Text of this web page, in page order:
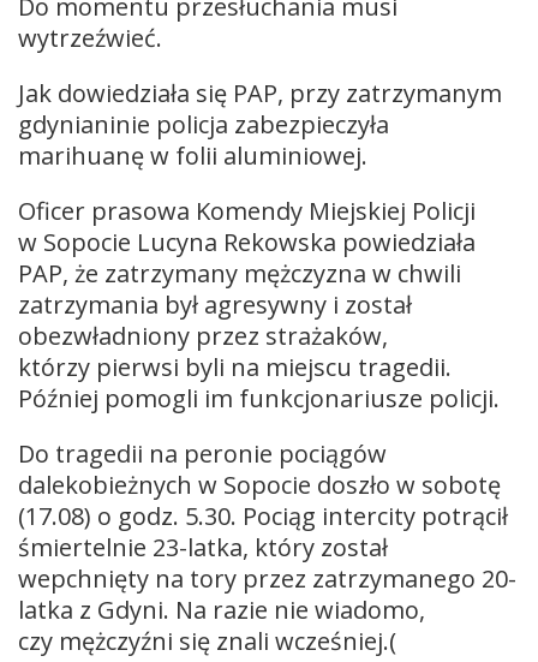
wytrzeźwieć.
Jak dowiedziała się PAP, przy zatrzymanym
gdynianinie policja zabezpieczyła
marihuanę w folii aluminiowej.
Oficer prasowa Komendy Miejskiej Policji
w Sopocie Lucyna Rekowska powiedziała
PAP, że zatrzymany mężczyzna w chwili
zatrzymania był agresywny i został
obezwładniony przez strażaków,
którzy pierwsi byli na miejscu tragedii.
Później pomogli im funkcjonariusze policji.
Do tragedii na peronie pociągów
dalekobieżnych w Sopocie doszło w sobotę
(17.08) o godz. 5.30. Pociąg intercity potrącił
śmiertelnie 23-latka, który został
wepchnięty na tory przez zatrzymanego 20-
latka z Gdyni. Na razie nie wiadomo,
czy mężczyźni się znali wcześniej.(